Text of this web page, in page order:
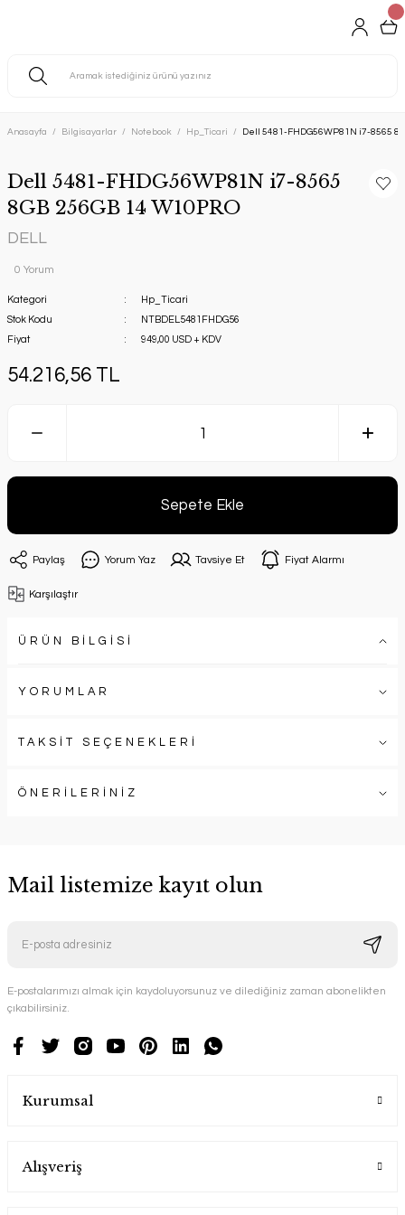
Anasayfa Bilgisayarlar Notebook Hp_Ticari Dell 5481-FHDG56WP81N i7-8565
Dell 5481-FHDG56WP81N i7-8565
8GB 256GB 14 W10PRO
DELL
0 Yorum
Kategori
Hp_Ticari
Stok Kodu
NTBDEL5481FHDG56
Fiyat
949,00 USD + KDV
54.216,56 TL
Sepete Ekle
Paylaş Yorum Yaz Tavsiye Et Fiyat Alarmı
Karşılaştır
ÜRÜN BİLGİSİ
YORUMLAR
TAKSİT SEÇENEKLERİ
ÖNERİLERİNİZ
Mail listemize kayıt olun
E-postalarımızı almak için kaydoluyorsunuz ve dilediğiniz zaman abonelikten
çıkabilirsiniz.
Kurumsal
Alışveriş